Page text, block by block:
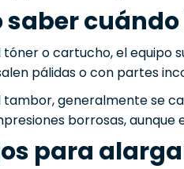
saber
tóner o cartucho, el equipo
pálidas o con partes
tambor, generalmente se
borrosas, aunque
para